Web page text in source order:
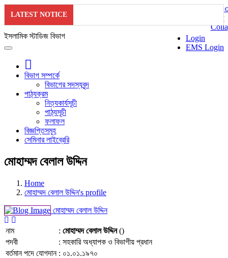
LATEST NOTICE
Login
EMS Login
ইসলামিক স্টাডিজ বিভাগ
বিভাগ সম্পর্কে
বিভাগের সদস্যবৃন্দ
পাঠ্যক্রম
নিত্যকার্যসূচী
পাঠ্যসূচী
ফলাফল
বিজ্ঞপ্তিসমূহ
সেমিনার লাইব্রেরি
মোহাম্মদ বেলাল উদ্দিন
Home
মোহাম্মদ বেলাল উদ্দিন's profile
মোহাম্মদ বেলাল উদ্দিন
নাম : মোহাম্মদ বেলাল উদ্দিন()
পদবী
: সহকারি অধ্যাপক ও বিভাগীয় প্রধান
বর্তমান পদে যোগদান : ০১.০১.১৯৭০